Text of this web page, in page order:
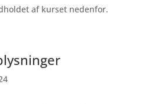
af kurset nedenfor.